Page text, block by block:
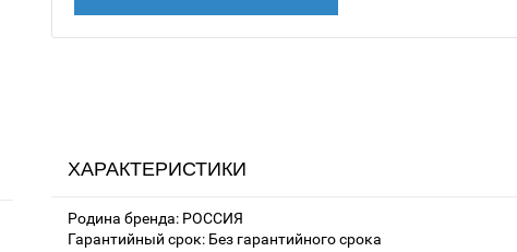
ХАРАКТЕРИСТИКИ
Родина бренда: РОССИЯ
Гарантийный срок: Без гарантийного срока